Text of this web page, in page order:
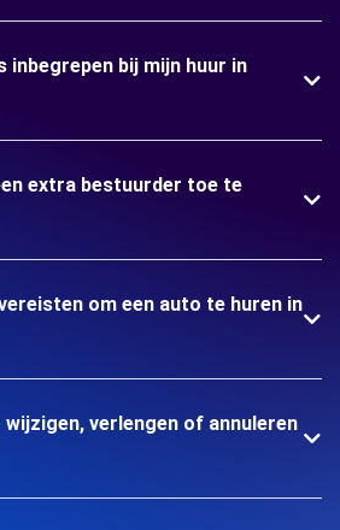
inbegrepen bij mijn huur in
extra bestuurder toe te
om een auto te huren in
wijzigen, verlengen of annuleren